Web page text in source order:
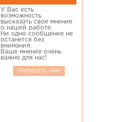
У Вас есть
возможность
высказать свое мнение
о нашей работе.
Ни одно сообщение не
останется без
внимания.
Ваше мнение очень
важно для нас!
Написать нам